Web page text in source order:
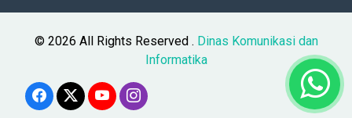
© 2026 All Rights Reserved . Dinas Komunikasi dan
Informatika